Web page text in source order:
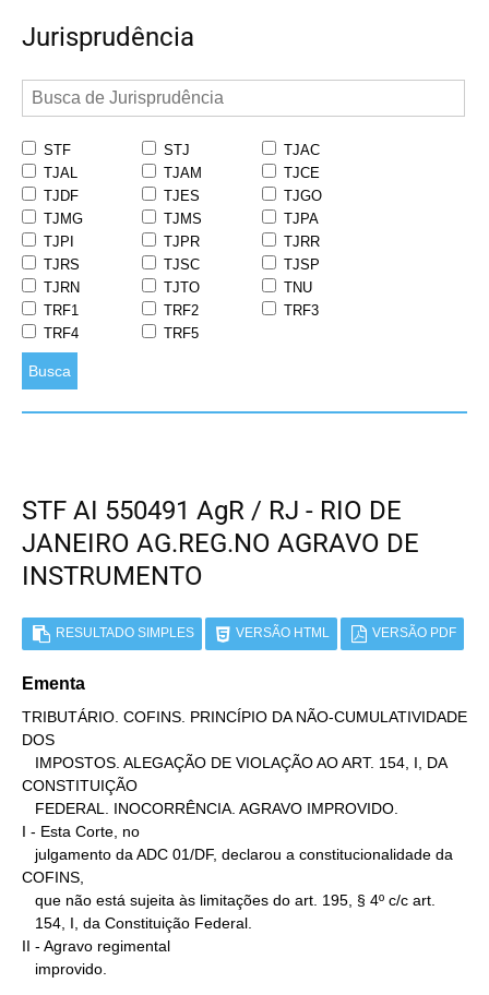
Jurisprudência
STF STJ
TJAC
TJAL
TJAM
TJCE
TJDF
TJES
TJGO
TJMG
TJMS
TJPA
TJPI
TJPR
TJRR
TJRS
TJSC
TJSP
TJRN
TJTO
TNU
TRF1
TRF2
TRF3
TRF4
TRF5
Busca
STF AI 550491 AgR / RJ - RIO DE
JANEIRO AG.REG.NO AGRAVO DE
INSTRUMENTO
RESULTADO SIMPLES VERSÃO HTML VERSÃO PDF
Ementa
TRIBUTÁRIO. COFINS. PRINCÍPIO DA NÃO-CUMULATIVIDADE
DOS
CONSTITUIÇÃO
I - Esta Corte, no
COFINS,
II - Agravo regimental
   improvido.